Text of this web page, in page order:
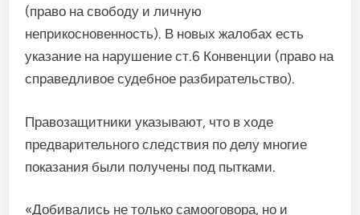
(право на свободу и личную
неприкосновенность). В новых жалобах есть
указание на нарушение ст.6 Конвенции (право на
справедливое судебное разбирательство).
Правозащитники указывают, что в ходе
предварительного следствия по делу многие
показания были получены под пытками.
«Добивались не только самооговора, но и